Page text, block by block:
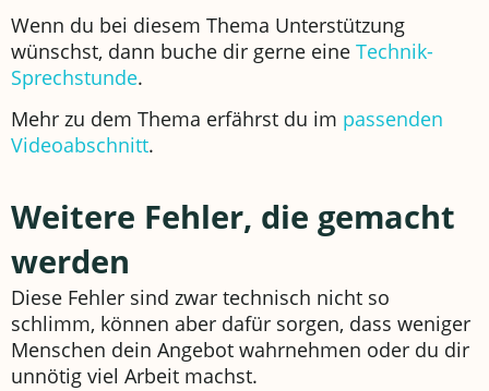
Wenn du bei diesem Thema Unterstützung
wünschst, dann buche dir gerne eine Technik-
Sprechstunde.
Mehr zu dem Thema erfährst du im passenden
Videoabschnitt.
Weitere Fehler, die gemacht
werden
Diese Fehler sind zwar technisch nicht so
schlimm, können aber dafür sorgen, dass weniger
Menschen dein Angebot wahrnehmen oder du dir
unnötig viel Arbeit machst.